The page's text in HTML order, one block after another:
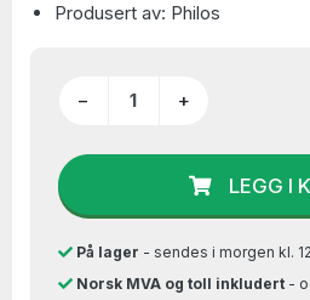
Produsert av: Philos
− +
LEGG I
På lager - sendes i morgen kl.
Norsk MVA og toll inkludert-